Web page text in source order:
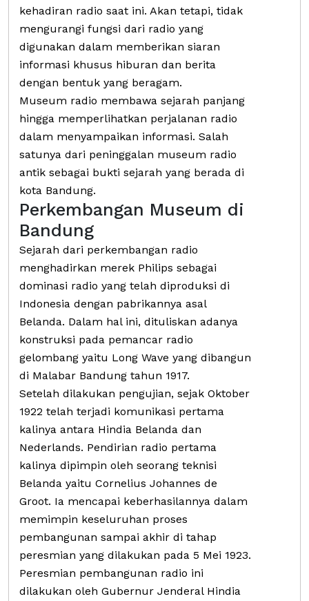
kehadiran radio saat ini. Akan tetapi, tidak
mengurangi fungsi dari radio yang
digunakan dalam memberikan siaran
informasi khusus hiburan dan berita
dengan bentuk yang beragam.
Museum radio membawa sejarah panjang
hingga memperlihatkan perjalanan radio
dalam menyampaikan informasi. Salah
satunya dari peninggalan museum radio
antik sebagai bukti sejarah yang berada di
kota Bandung.
Perkembangan Museum di
Bandung
Sejarah dari perkembangan radio
menghadirkan merek Philips sebagai
dominasi radio yang telah diproduksi di
Indonesia dengan pabrikannya asal
Belanda. Dalam hal ini, dituliskan adanya
konstruksi pada pemancar radio
gelombang yaitu Long Wave yang dibangun
di Malabar Bandung tahun 1917.
Setelah dilakukan pengujian, sejak Oktober
1922 telah terjadi komunikasi pertama
kalinya antara Hindia Belanda dan
Nederlands. Pendirian radio pertama
kalinya dipimpin oleh seorang teknisi
Belanda yaitu Cornelius Johannes de
Groot. Ia mencapai keberhasilannya dalam
memimpin keseluruhan proses
pembangunan sampai akhir di tahap
peresmian yang dilakukan pada 5 Mei 1923.
Peresmian pembangunan radio ini
dilakukan oleh Gubernur Jenderal Hindia